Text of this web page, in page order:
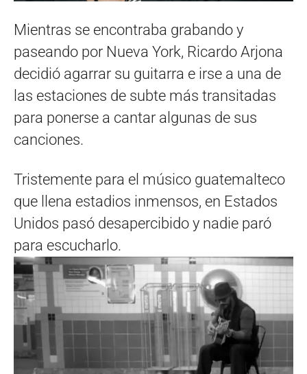
Mientras se encontraba grabando y
paseando por Nueva York, Ricardo Arjona
decidió agarrar su guitarra e irse a una de
las estaciones de subte más transitadas
para ponerse a cantar algunas de sus
canciones.
Tristemente para el músico guatemalteco
que llena estadios inmensos, en Estados
Unidos pasó desapercibido y nadie paró
para escucharlo.